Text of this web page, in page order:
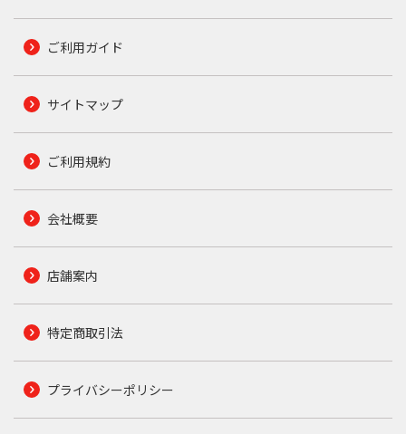
ご利用ガイド
サイトマップ
ご利用規約
会社概要
店舗案内
特定商取引法
プライバシーポリシー